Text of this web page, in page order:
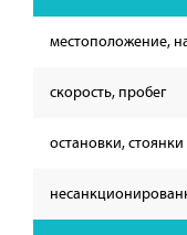
местоположение,
скорость, пробег
остановки, стоянки